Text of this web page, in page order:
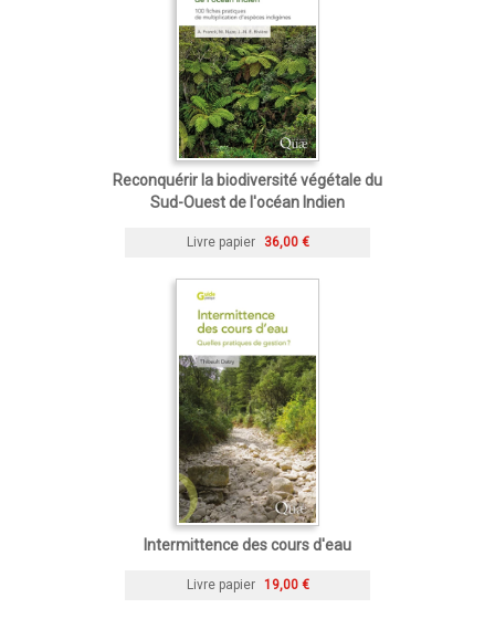
Reconquérir la biodiversité végétale du
Sud-Ouest de l'océan Indien
Livre papier 36,00 €
Intermittence des cours d'eau
Livre papier 19,00 €